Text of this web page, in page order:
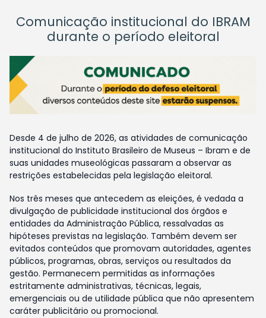
Comunicação institucional do IBRAM
durante o período eleitoral
Desde 4 de julho de 2026, as atividades de comunicação
institucional do Instituto Brasileiro de Museus – Ibram e de
suas unidades museológicas passaram a observar as
restrições estabelecidas pela legislação eleitoral.
Nos três meses que antecedem as eleições, é vedada a
divulgação de publicidade institucional dos órgãos e
entidades da Administração Pública, ressalvadas as
hipóteses previstas na legislação. Também devem ser
evitados conteúdos que promovam autoridades, agentes
públicos, programas, obras, serviços ou resultados da
gestão. Permanecem permitidas as informações
estritamente administrativas, técnicas, legais,
emergenciais ou de utilidade pública que não apresentem
caráter publicitário ou promocional.